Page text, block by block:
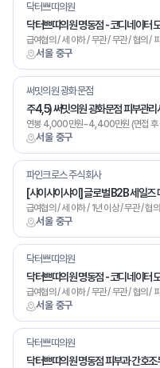
서울 중구
닥터쁘띠의원
닥터쁘띠의원 명동점 - 코디네이터
급여협의 / 세 이하 / 무관 / 무관 / 협의 /
서울 중구
써밋의원 광화문점
주4,5) 써밋의원 광화문점 피부관리
서울 중구
파인크로스 주식회사
[샤이샤이샤이] 글로벌 B2B 세일즈
급여협의 / 세 이하 / 1년 이상 / 무관 / 협
서울 중구
닥터쁘띠의원
닥터쁘띠의원 명동점 - 코디네이터
급여협의 / 세 이하 / 무관 / 무관 / 협의 /
닥터쁘띠의원
닥터쁘띠의원 명동점 피부과 간호